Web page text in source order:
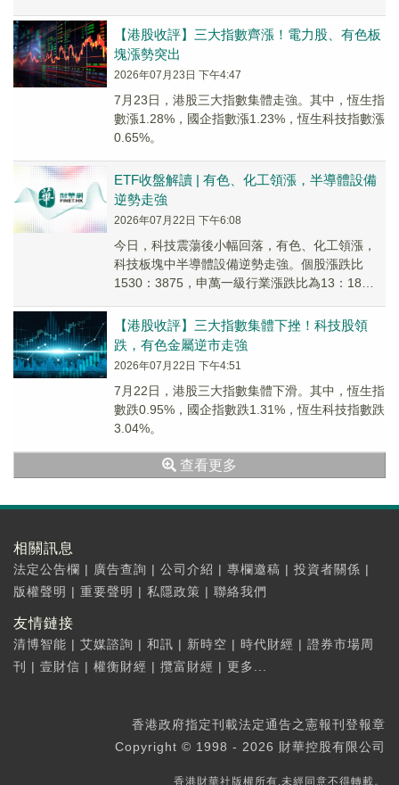
【港股收評】三大指數齊漲！電力股、有色板
塊漲勢突出
2026年07月23日 下午4:47
7月23日，港股三大指數集體走強。其中，恆生指
數漲1.28%，國企指數漲1.23%，恆生科技指數漲
0.65%。
ETF收盤解讀 | 有色、化工領漲，半導體設備
逆勢走強
2026年07月22日 下午6:08
今日，科技震蕩後小幅回落，有色、化工領漲，
科技板塊中半導體設備逆勢走強。個股漲跌比
1530：3875，申萬一級行業漲跌比為13：18，
業漲幅靠前。
【港股收評】三大指數集體下挫！科技股領
跌，有色金屬逆市走強
2026年07月22日 下午4:51
7月22日，港股三大指數集體下滑。其中，恆生指
數跌0.95%，國企指數跌1.31%，恆生科技指數跌
3.04%。
查看更多
相關訊息
法定公告欄 | 廣告查詢 | 公司介紹 | 專欄邀稿 | 投資者關係 |
版權聲明 | 重要聲明 | 私隱政策 | 聯絡我們
友情鏈接
清博智能 | 艾媒諮詢 | 和訊 | 新時空 | 時代財經 | 證券市場周
刊
| 壹財信 | 權衡財經 | 攬富財經 | 更多...
香港政府指定刊載法定通告之憲報刊登報章
Copyright © 1998 - 2026 財華控股有限公司
香港財華社版權所有,未經同意不得轉載。